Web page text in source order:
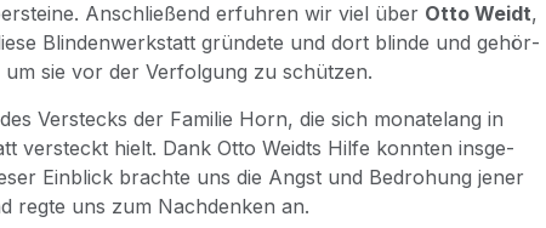
Anschlie­ßend erfuh­ren wir viel über Otto Weidt,
Blin­den­werk­statt grün­de­te und dort blin­de und gehör­
sie vor der Ver­fol­gung zu schützen.
Ver­stecks der Fami­lie Horn, die sich mona­te­lang in
ver­steckt hielt. Dank Otto Weidts Hil­fe konn­ten ins­ge­
Ein­blick brach­te uns die Angst und Bedro­hung jener
reg­te uns zum Nach­den­ken an.